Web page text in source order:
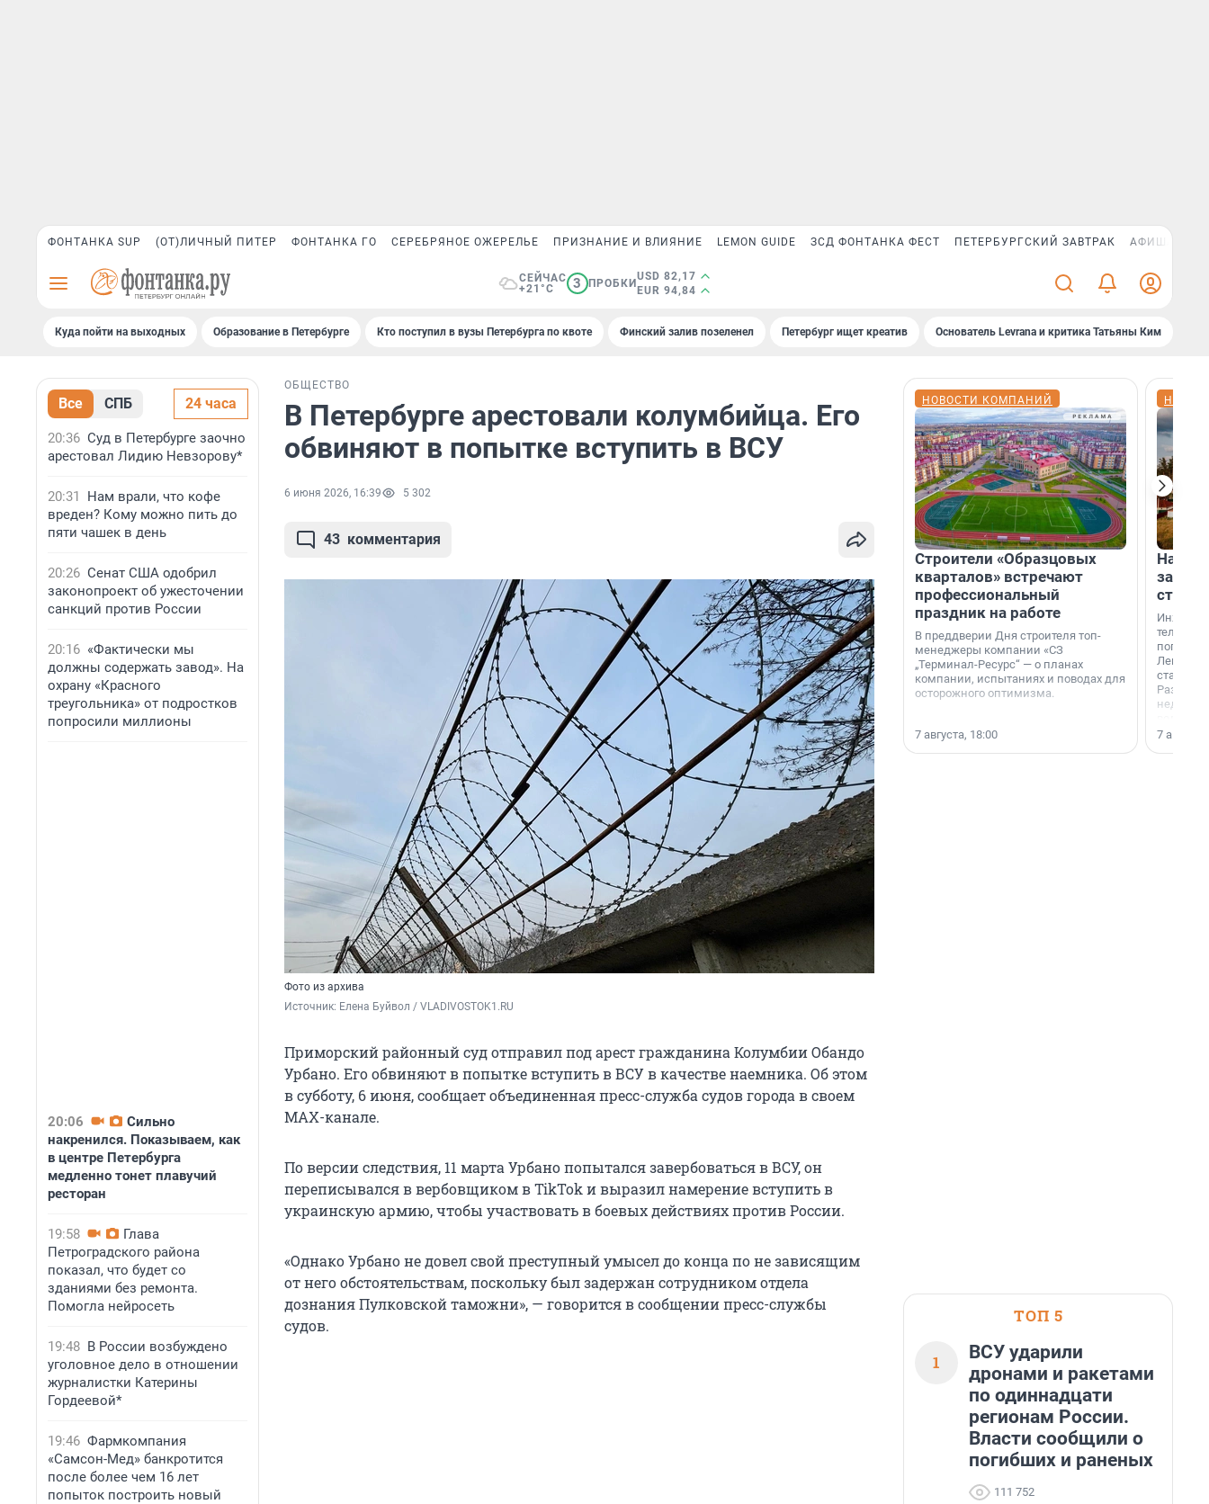
ФОНТАНКА SUP (ОТ)ЛИЧНЫЙ ПИТЕР ФОНТАНКА ГО СЕРЕБРЯНОЕ ОЖЕРЕЛЬЕ ПРИЗНАНИЕ И ВЛИЯНИЕ LEMON GUIDE ЗСД ФОНТАНКА ФЕСТ ПЕТЕРБУРГСКИЙ ЗАВТРАК АФИША PLUS
СЕЙЧАС
+21°C
3 ПРОБКИ
USD 82,17
EUR 94,84
Куда пойти на выходных Образование в Петербурге Кто поступил в вузы Петербурга по квоте Финский залив позеленел Петербург ищет креатив Основатель Levrana и критика Татьяны Ким
Все СПБ 24 часа
20:36 Суд в Петербурге заочно
арестовал Лидию Невзорову*
20:31
Нам врали, что кофе
вреден? Кому можно пить до
пяти чашек в день
20:26 Сенат США одобрил
законопроект об ужесточении
санкций против России
20:16 «Фактически мы
должны содержать завод». На
охрану «Красного
треугольника» от подростков
попросили миллионы
20:06
Сильно
накренился. Показываем, как
в центре Петербурга
медленно тонет плавучий
ресторан
19:58
Глава
Петроградского района
показал, что будет со
зданиями без ремонта.
Помогла нейросеть
19:48 В России возбуждено
уголовное дело в отношении
журналистки Катерины
Гордеевой*
19:46 Фармкомпания
«Самсон-Мед» банкротится
после более чем 16 лет
попыток построить новый
ОБЩЕСТВО
В Петербурге арестовали колумбийца. Его
обвиняют в попытке вступить в ВСУ
6 июня 2026, 16:39 5 302
43 комментария
Фото из архива
Источник: Елена Буйвол / VLADIVOSTOK1.RU
Приморский районный суд отправил под арест гражданина Колумбии Обандо
Урбано. Его обвиняют в попытке вступить в ВСУ в качестве наемника. Об этом
в субботу, 6 июня, сообщает объединенная пресс-служба судов города в своем
MAX-канале.
По версии следствия, 11 марта Урбано попытался завербоваться в ВСУ, он
переписывался в вербовщиком в TikTok и выразил намерение вступить в
украинскую армию, чтобы участвовать в боевых действиях против России.
«Однако Урбано не довел свой преступный умысел до конца по не зависящим
от него обстоятельствам, поскольку был задержан сотрудником отдела
дознания Пулковской таможни», — говорится в сообщении пресс-службы
судов.
НОВОСТИ КОМПАНИЙ
Строители «Образцовых
кварталов» встречают
профессиональный
праздник на работе
В преддверии Дня строителя топ-
менеджеры компании «СЗ
„Терминал-Ресурс“ — о планах
компании, испытаниях и поводах для
осторожного оптимизма.
7 августа, 18:00
На
станции
7
ТОП 5
1
ВСУ ударили
дронами и ракетами
по одиннадцати
регионам России.
Власти сообщили о
погибших и раненых
111 752